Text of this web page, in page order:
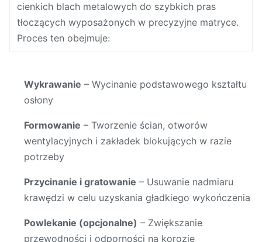
cienkich blach metalowych do szybkich pras
tłoczących wyposażonych w precyzyjne matryce.
Proces ten obejmuje:
Wykrawanie – Wycinanie podstawowego kształtu
osłony
Formowanie – Tworzenie ścian, otworów
wentylacyjnych i zakładek blokujących w razie
potrzeby
Przycinanie i gratowanie – Usuwanie nadmiaru
krawędzi w celu uzyskania gładkiego wykończenia
Powlekanie (opcjonalne) – Zwiększanie
przewodności i odporności na korozję